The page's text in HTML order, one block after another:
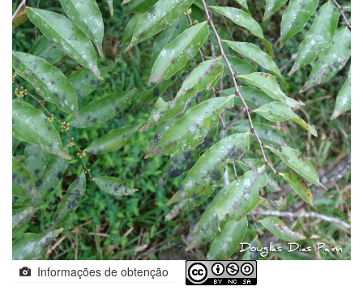
Informações de obtenção